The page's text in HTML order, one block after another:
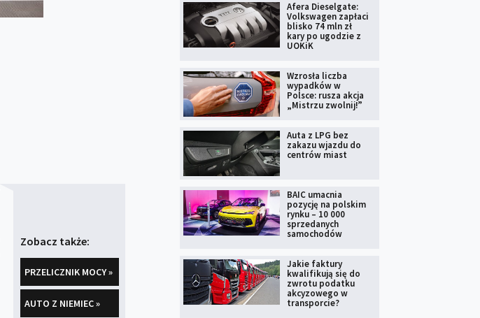
Zobacz także:
PRZELICZNIK MOCY »
AUTO Z NIEMIEC »
Afera Dieselgate:
Volkswagen zapłaci
blisko 74 mln zł
kary po ugodzie z
UOKiK
Wzrosła liczba
wypadków w
Polsce: rusza akcja
„Mistrzu zwolnij!”
Auta z LPG bez
zakazu wjazdu do
centrów miast
BAIC umacnia
pozycję na polskim
rynku – 10 000
sprzedanych
samochodów
Jakie faktury
kwalifikują się do
zwrotu podatku
akcyzowego w
transporcie?